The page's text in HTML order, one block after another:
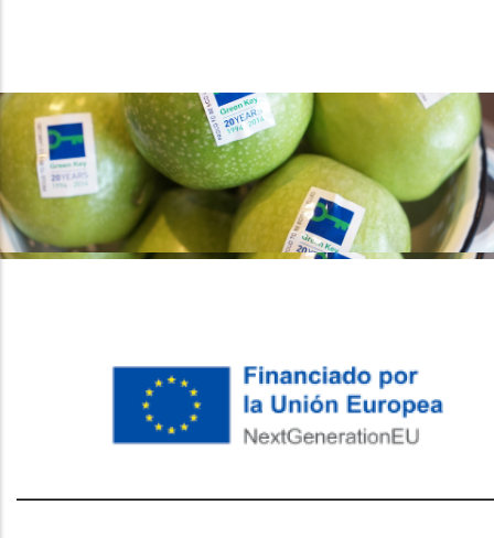
레딧 다운로드coloring pages printableinstagram reels